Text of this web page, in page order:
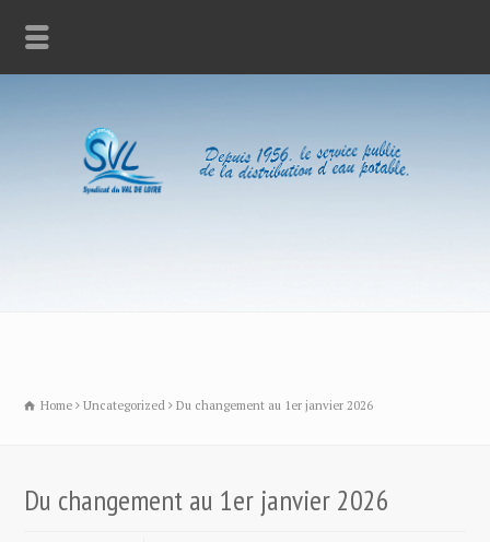
Home Uncategorized Du changement au 1er janvier 2026
Du changement au 1er janvier 2026